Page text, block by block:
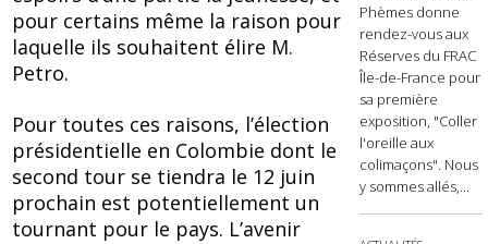
pour certains même la raison pour
laquelle ils souhaitent élire M.
Petro.
Pour toutes ces raisons, l’élection
présidentielle en Colombie dont le
second tour se tiendra le 12 juin
prochain est potentiellement un
tournant pour le pays. L’avenir
Phèmes donne
rendez-vous aux
Réserves du FRAC
Île-de-France pour
sa première
exposition, "Coller
l'oreille aux
colimaçons". Nous
y sommes allés,...